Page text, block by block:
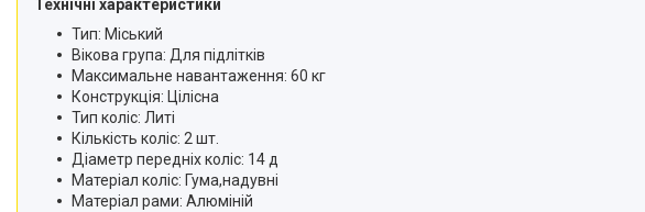
Технічні характеристики
Тип: Міський
Вікова група: Для підлітків
Максимальне навантаження: 60 кг
Конструкція: Цілісна
Тип коліс: Литі
Кількість коліс: 2 шт.
Діаметр передніх коліс: 14 д
Матеріал коліс: Гума,надувні
Матеріал рами: Алюміній